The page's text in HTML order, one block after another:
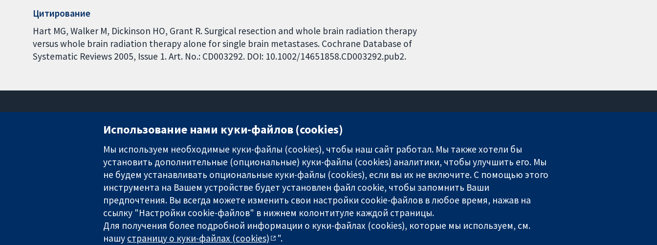
Цитирование
Hart MG, Walker M, Dickinson HO, Grant R. Surgical resection and whole brain radiation therapy
versus whole brain radiation therapy alone for single brain metastases. Cochrane Database of
Systematic Reviews 2005, Issue 1. Art. No.: CD003292. DOI: 10.1002/14651858.CD003292.pub2.
Надёжные доказательства
Информированные решения
11-13 Cavendish Square
W1G 0AN
United Kingdom
Пресс-служба
О нас
Работа
Cochrane Library
The Cochrane Collaboration is a charity (no. 1045921) and a company limited by guarantee (no. 03044323) registered in England & Wales. VAT registration number GB 718 2127 49.
Использование нами куки-файлов (cookies)
Мы используем необходимые куки-файлы (cookies), чтобы наш сайт работал. Мы также хотели бы
установить дополнительные (опциональные) куки-файлы (cookies) аналитики, чтобы улучшить его. Мы
не будем устанавливать опциональные куки-файлы (cookies), если вы их не включите. С помощью этого
инструмента на Вашем устройстве будет установлен файл cookie, чтобы запомнить Ваши
предпочтения. Вы всегда можете изменить свои настройки cookie-файлов в любое время, нажав на
ссылку "Настройки cookie-файлов" в нижнем колонтитуле каждой страницы.
Для получения более подробной информации о куки-файлах (cookies), которые мы используем, см.
нашу страницу о куки-файлах (cookies) ".